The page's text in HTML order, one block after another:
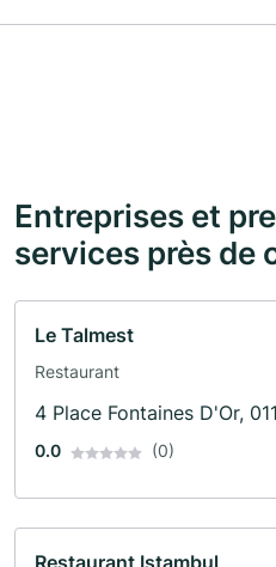
Entreprises et
services près de
Le Talmest
Restaurant
4 Place Fontaines D'Or,
0.0 (0)